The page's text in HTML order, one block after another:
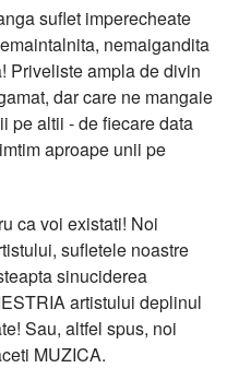
suflet imperecheate
nemaigandita
Priveliste ampla de divin
dar care ne mangaie
pe altii - de fiecare data
aproape unii pe
ca voi existati! Noi
sufletele noastre
sinuciderea
artistului deplinul
Sau, altfel spus, noi
MUZICA.